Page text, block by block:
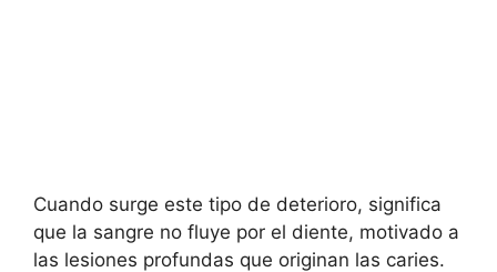
Cuando surge este tipo de deterioro, significa
que la sangre no fluye por el diente, motivado a
las lesiones profundas que originan las caries.